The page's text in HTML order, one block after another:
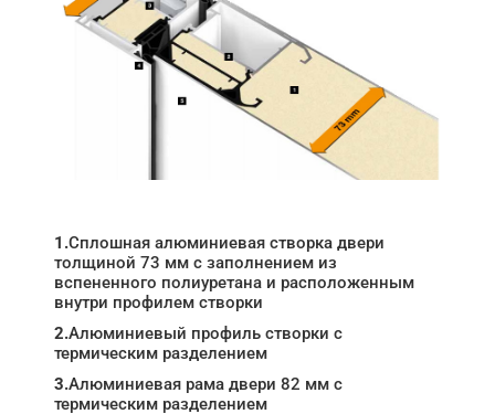
1.Сплошная алюминиевая створка двери
толщиной 73 мм с заполнением из
вспененного полиуретана и расположенным
внутри профилем створки
2.Алюминиевый профиль створки с
термическим разделением
3.Алюминиевая рама двери 82 мм с
термическим разделением